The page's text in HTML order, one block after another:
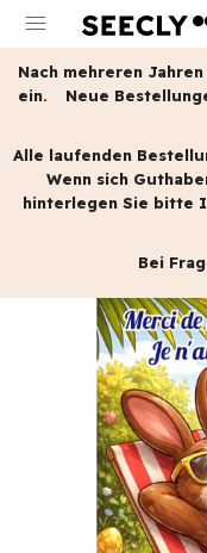
menu
Nach mehreren
ein.
Neue
Alle laufenden
Wenn sich
hinterlegen Sie bitte
Bei